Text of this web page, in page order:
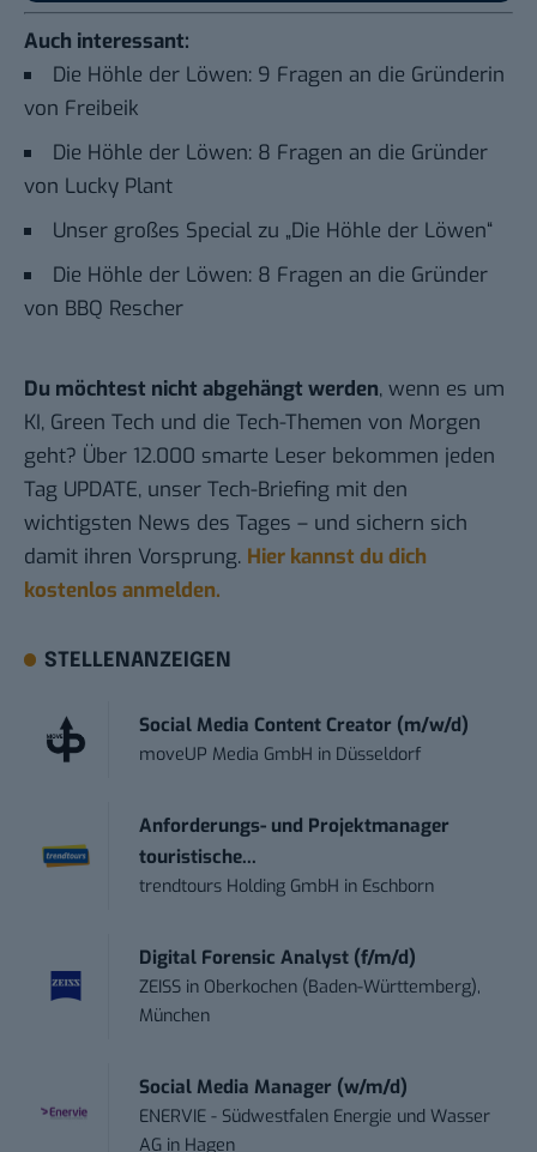
Auch interessant:
Die Höhle der Löwen: 9 Fragen an die Gründerin
von Freibeik
Die Höhle der Löwen: 8 Fragen an die Gründer
von Lucky Plant
Unser großes Special zu „Die Höhle der Löwen“
Die Höhle der Löwen: 8 Fragen an die Gründer
von BBQ Rescher
Du möchtest nicht abgehängt werden, wenn es um
KI, Green Tech und die Tech-Themen von Morgen
geht? Über 12.000 smarte Leser bekommen jeden
Tag UPDATE, unser Tech-Briefing mit den
wichtigsten News des Tages – und sichern sich
damit ihren Vorsprung. Hier kannst du dich
kostenlos anmelden.
STELLENANZEIGEN
Social Media Content Creator (m/w/d)
moveUP Media GmbH in Düsseldorf
Anforderungs- und Projektmanager
touristische...
trendtours Holding GmbH in Eschborn
Digital Forensic Analyst (f/m/d)
ZEISS in Oberkochen (Baden-Württemberg),
München
Social Media Manager (w/m/d)
ENERVIE - Südwestfalen Energie und Wasser
AG in Hagen